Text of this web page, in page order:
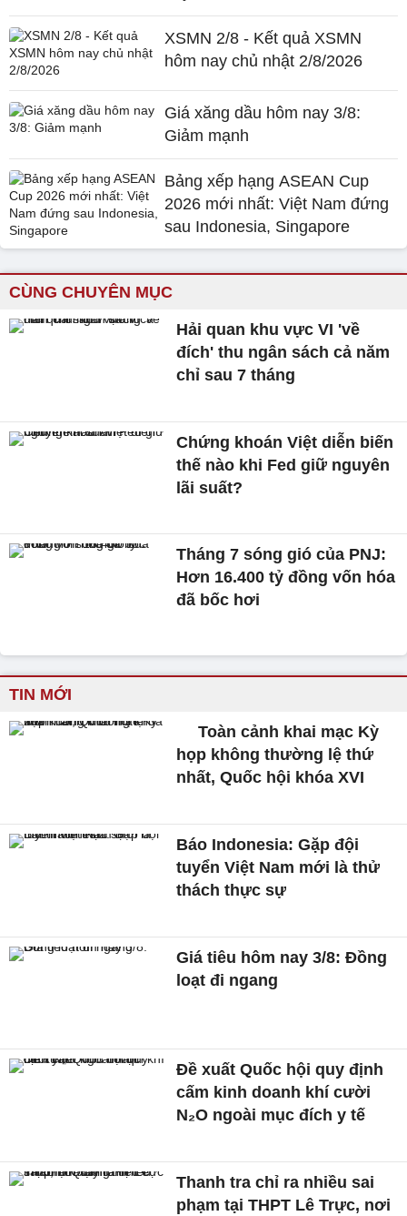
XSMN 2/8 - Kết quả XSMN
hôm nay chủ nhật 2/8/2026
Giá xăng dầu hôm nay 3/8:
Giảm mạnh
Bảng xếp hạng ASEAN Cup
2026 mới nhất: Việt Nam đứng
sau Indonesia, Singapore
CÙNG CHUYÊN MỤC
Hải quan khu vực VI 'về
đích' thu ngân sách cả năm
chỉ sau 7 tháng
Chứng khoán Việt diễn biến
thế nào khi Fed giữ nguyên
lãi suất?
Tháng 7 sóng gió của PNJ:
Hơn 16.400 tỷ đồng vốn hóa
đã bốc hơi
TIN MỚI
Toàn cảnh khai mạc Kỳ
họp không thường lệ thứ
nhất, Quốc hội khóa XVI
Báo Indonesia: Gặp đội
tuyển Việt Nam mới là thử
thách thực sự
Giá tiêu hôm nay 3/8: Đồng
loạt đi ngang
Đề xuất Quốc hội quy định
cấm kinh doanh khí cười
N₂O ngoài mục đích y tế
Thanh tra chỉ ra nhiều sai
phạm tại THPT Lê Trực, nơi